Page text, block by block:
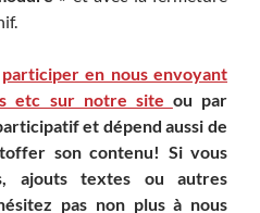
participer en nous envoyant
etc sur notre site ou par
et dépend aussi de
son contenu! Si vous
ajouts textes ou autres
pas non plus à nous